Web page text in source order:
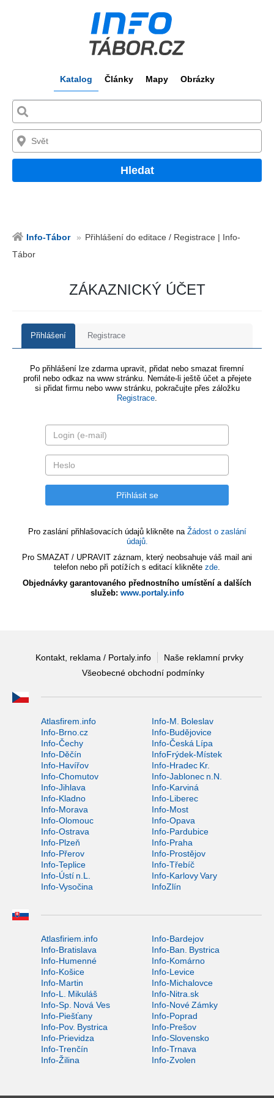
Katalog Články Mapy Obrázky
Hledat
Info-Tábor
Přihlášení do editace / Registrace | Info-
Tábor
ZÁKAZNICKÝ ÚČET
Přihlášení Registrace
Po přihlášení lze zdarma upravit, přidat nebo smazat firemní
profil nebo odkaz na www stránku. Nemáte-li ještě účet a přejete
si přidat firmu nebo www stránku, pokračujte přes záložku
Registrace.
Pro zaslání přihlašovacích údajů klikněte na Žádost o zaslání
údajů.
Pro SMAZAT / UPRAVIT záznam, který neobsahuje váš mail ani
telefon nebo při potížích s editací klikněte zde.
Objednávky garantovaného přednostního umístění a dalších
služeb: www.portaly.info
Kontakt, reklama / Portaly.info
Naše reklamní prvky
Všeobecné obchodní podmínky
Atlasfirem.info
Info-M. Boleslav
Info-Brno.cz
Info-Budějovice
Info-Čechy
Info-Česká Lípa
Info-Děčín
InfoFrýdek-Místek
Info-Havířov
Info-Hradec Kr.
Info-Chomutov
Info-Jablonec n.N.
Info-Jihlava
Info-Karviná
Info-Kladno
Info-Liberec
Info-Morava
Info-Most
Info-Olomouc
Info-Opava
Info-Ostrava
Info-Pardubice
Info-Plzeň
Info-Praha
Info-Přerov
Info-Prostějov
Info-Teplice
Info-Třebíč
Info-Ústí n.L.
Info-Karlovy Vary
Info-Vysočina
InfoZlín
Atlasfiriem.info
Info-Bardejov
Info-Bratislava
Info-Ban. Bystrica
Info-Humenné
Info-Komárno
Info-Košice
Info-Levice
Info-Martin
Info-Michalovce
Info-L. Mikuláš
Info-Nitra.sk
Info-Sp. Nová Ves
Info-Nové Zámky
Info-Piešťany
Info-Poprad
Info-Pov. Bystrica
Info-Prešov
Info-Prievidza
Info-Slovensko
Info-Trenčín
Info-Trnava
Info-Žilina
Info-Zvolen